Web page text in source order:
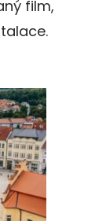
film,